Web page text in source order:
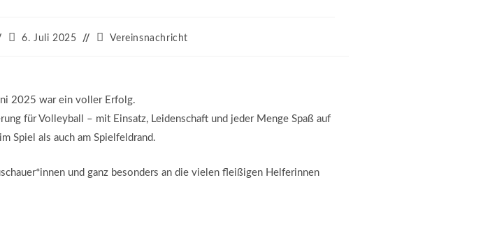
Beitrag
6. Juli 2025
Beitrags-
Vereinsnachricht
2025 war ein voller Erfolg.
für Volleyball – mit Einsatz, Leidenschaft und jeder Menge Spaß auf
Spiel als auch am Spielfeldrand.
und ganz besonders an die vielen fleißigen Helferinnen